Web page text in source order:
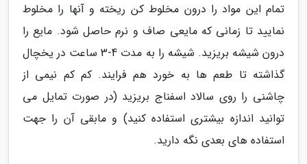
تمام این مواد را درون مخلوط کن ریخته و آنها را مخلوط
نمایید تا زمانی که مایعی صاف و نرم حاصل شود. مایع را
درون شیشه بریزید. شیشه را به مدت 4-3 ساعت در یخچال
گذاشته تا طعم ها به خورد هم فرایند. کم کم نیمی از
چاشنی را روی سالاد اسفناج بریزید (در صورت تمایل می
توانید اندازه بیشتری استفاده کنید) و مابقی آن را جهت
استفاده های بعدی نگه دارید.